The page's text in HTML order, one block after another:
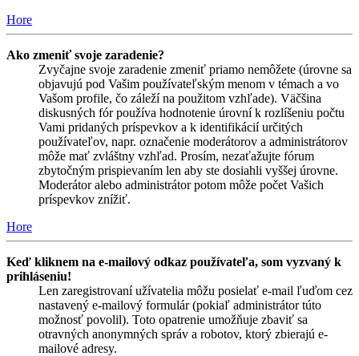
Hore
Ako zmeniť svoje zaradenie?
Zvyčajne svoje zaradenie zmeniť priamo nemôžete (úrovne sa
objavujú pod Vašim používateľským menom v témach a vo
Vašom profile, čo záleží na použitom vzhľade). Väčšina
diskusných fór používa hodnotenie úrovní k rozlíšeniu počtu
Vami pridaných príspevkov a k identifikácií určitých
používateľov, napr. označenie moderátorov a administrátorov
môže mať zvláštny vzhľad. Prosím, nezaťažujte fórum
zbytočným prispievaním len aby ste dosiahli vyššej úrovne.
Moderátor alebo administrátor potom môže počet Vašich
príspevkov znížiť.
Hore
Keď kliknem na e-mailový odkaz používateľa, som vyzvaný k
prihláseniu!
Len zaregistrovaní užívatelia môžu posielať e-mail ľuďom cez
nastavený e-mailový formulár (pokiaľ administrátor túto
možnosť povolil). Toto opatrenie umožňuje zbaviť sa
otravných anonymných správ a robotov, ktorý zbierajú e-
mailové adresy.